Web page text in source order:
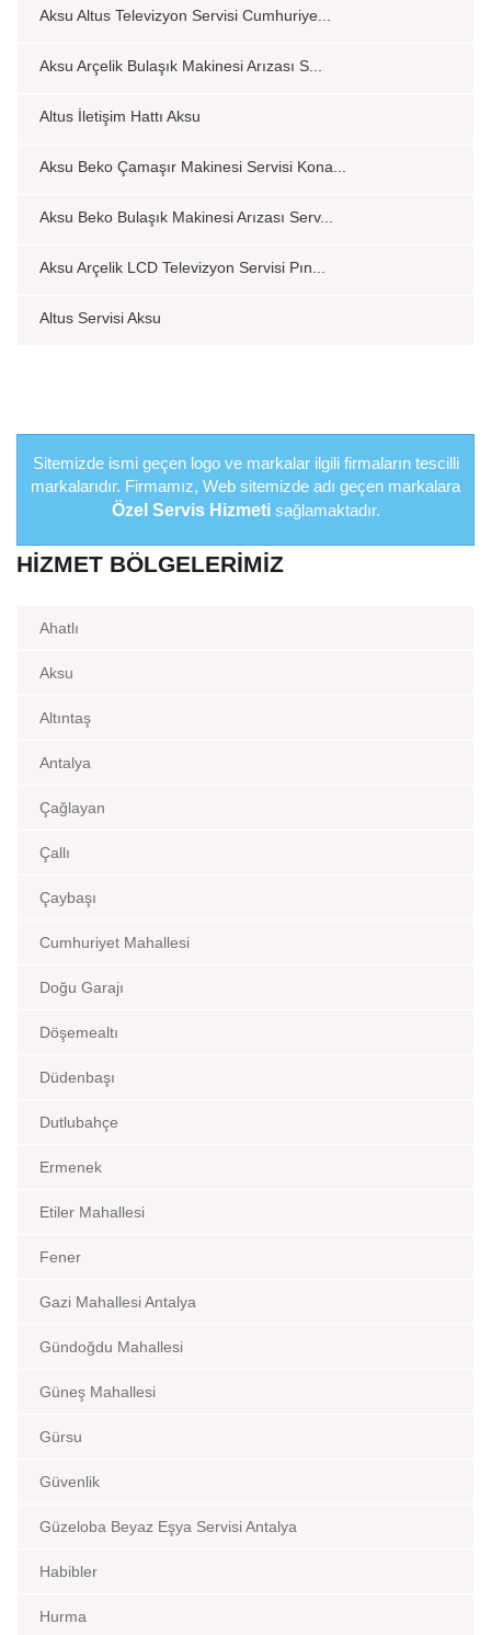
Aksu Altus Televizyon Servisi Cumhuriye...
Aksu Arçelik Bulaşık Makinesi Arızası S...
Altus İletişim Hattı Aksu
Aksu Beko Çamaşır Makinesi Servisi Kona...
Aksu Beko Bulaşık Makinesi Arızası Serv...
Aksu Arçelik LCD Televizyon Servisi Pın...
Altus Servisi Aksu
Sitemizde ismi geçen logo ve markalar ilgili firmaların tescilli
markalarıdır. Firmamız, Web sitemizde adı geçen markalara
Özel Servis Hizmetisağlamaktadır.
HIZMET BÖLGELERIMIZ
Ahatlı
Aksu
Altıntaş
Antalya
Çağlayan
Çallı
Çaybaşı
Cumhuriyet Mahallesi
Doğu Garajı
Döşemealtı
Düdenbaşı
Dutlubahçe
Ermenek
Etiler Mahallesi
Fener
Gazi Mahallesi Antalya
Gündoğdu Mahallesi
Güneş Mahallesi
Gürsu
Güvenlik
Güzeloba Beyaz Eşya Servisi Antalya
Habibler
Hurma